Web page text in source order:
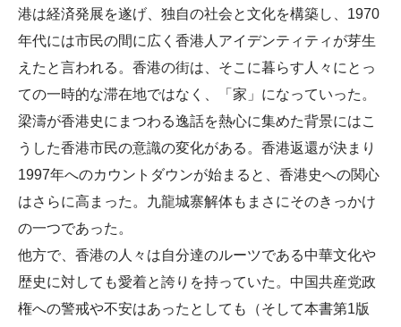
港は経済発展を遂げ、独自の社会と文化を構築し、1970
年代には市民の間に広く香港人アイデンティティが芽生
えたと言われる。香港の街は、そこに暮らす人々にとっ
ての一時的な滞在地ではなく、「家」になっていった。
梁濤が香港史にまつわる逸話を熱心に集めた背景にはこ
うした香港市民の意識の変化がある。香港返還が決まり
1997年へのカウントダウンが始まると、香港史への関心
はさらに高まった。九龍城寨解体もまさにそのきっかけ
の一つであった。
他方で、香港の人々は自分達のルーツである中華文化や
歴史に対しても愛着と誇りを持っていた。中国共産党政
権への警戒や不安はあったとしても（そして本書第1版